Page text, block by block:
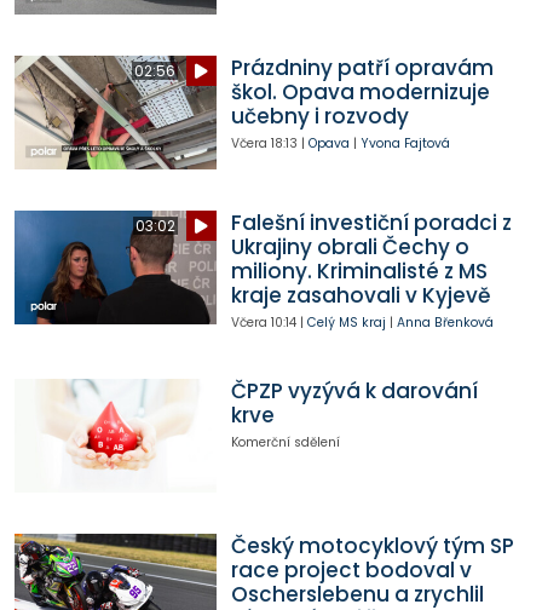
02:56
Prázdniny patří opravám
škol. Opava modernizuje
učebny i rozvody
Včera 18:13 | Opava | Yvona Fajtová
03:02
Falešní investiční poradci z
Ukrajiny obrali Čechy o
miliony. Kriminalisté z MS
kraje zasahovali v Kyjevě
Včera 10:14| Celý MS kraj | Anna Břenková
ČPZP vyzývá k darování
krve
Komerční sdělení
Český motocyklový tým SP
race project bodoval v
Oscherslebenu a zrychlil